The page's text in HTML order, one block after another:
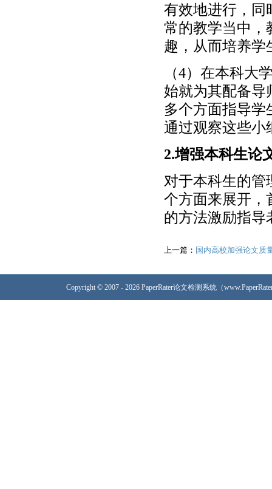
有效地进行，同
常的教学当中，
趣，从而培养学
（4）在本科大
始就为其配备导
多个方面指导
通过观察这些小
2.增强本科生论
对于本科生的管
个方面来展开，
的方法激励指导
上一篇： 国内高校加强论文质
Copyright © 2007 - 2026 PaperRater论文检测系统（